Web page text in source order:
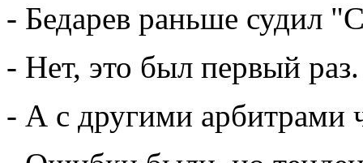
- Бедарев раньше судил
- Нет, это был первый раз.
- А с другими арбитрами